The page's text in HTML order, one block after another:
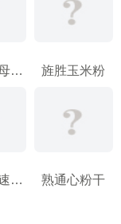
公鸡牌字母型意大利面 旌胜玉米粉
水果果仁速食全麦片 熟通心粉干